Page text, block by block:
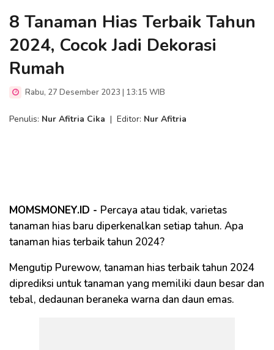
8 Tanaman Hias Terbaik Tahun
2024, Cocok Jadi Dekorasi
Rumah
Rabu, 27 Desember 2023 | 13:15 WIB
Penulis: Nur Afitria Cika | Editor: Nur Afitria
MOMSMONEY.ID - Percaya atau tidak, varietas
tanaman hias baru diperkenalkan setiap tahun. Apa
tanaman hias terbaik tahun 2024?
Mengutip Purewow, tanaman hias terbaik tahun 2024
diprediksi untuk tanaman yang memiliki daun besar dan
tebal, dedaunan beraneka warna dan daun emas.